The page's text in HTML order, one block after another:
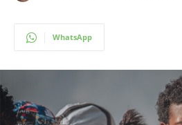
WhatsApp